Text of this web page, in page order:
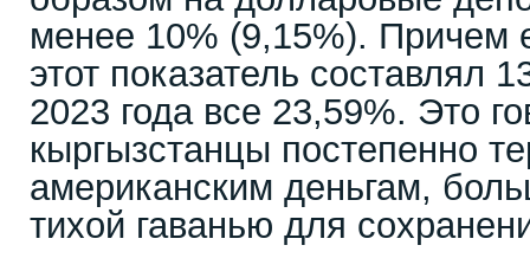
менее 10% (9,15%). Причем
этот показатель составлял
2023 года все 23,59%. Это
кыргызстанцы постепенно
американским деньгам,
тихой гаванью для